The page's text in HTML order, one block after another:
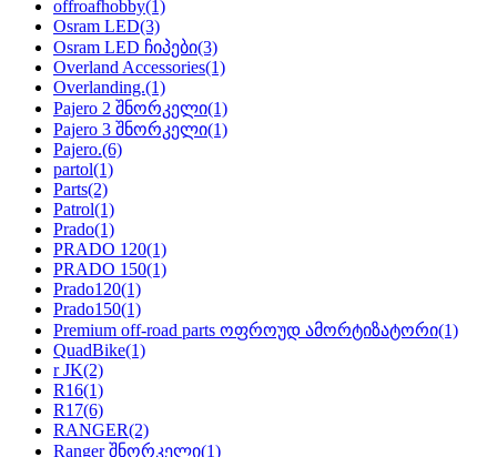
offroafhobby(1)
Osram LED(3)
Osram LED ჩიპები(3)
Overland Accessories(1)
Overlanding.(1)
Pajero 2 შნორკელი(1)
Pajero 3 შნორკელი(1)
Pajero.(6)
partol(1)
Parts(2)
Patrol(1)
Prado(1)
PRADO 120(1)
PRADO 150(1)
Prado120(1)
Prado150(1)
Premium off-road parts ოფროუდ ამორტიზატორი(1)
QuadBike(1)
r JK(2)
R16(1)
R17(6)
RANGER(2)
Ranger შნორკელი(1)